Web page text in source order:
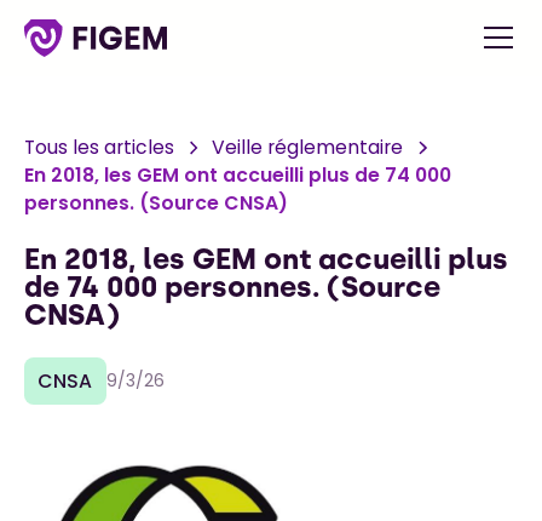
Tous les articles
Veille réglementaire
En 2018, les GEM ont accueilli plus de 74 000
personnes. (Source CNSA)
En 2018, les GEM ont accueilli plus
de 74 000 personnes. (Source
CNSA)
CNSA 9/3/26